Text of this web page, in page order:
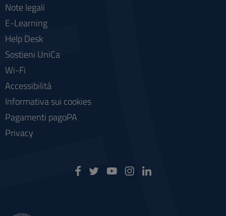
Note legali
E-Learning
Help Desk
Sostieni UniCa
Wi-Fi
Accessibilità
Informativa sui cookies
Pagamenti pagoPA
Privacy